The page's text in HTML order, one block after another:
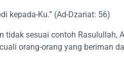
kepada-Ku.” (Ad-Dzariat: 56)
sesuai contoh Rasulullah,
orang-orang yang beriman